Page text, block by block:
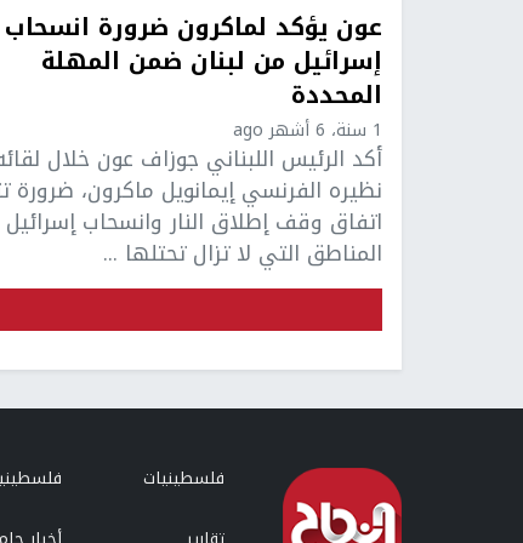
عون يؤكد لماكرون ضرورة انسحاب
إسرائيل من لبنان ضمن المهلة
المحددة
1 سنة، 6 أشهر ago
أكد الرئيس اللبناني جوزاف عون خلال
نظيره الفرنسي إيمانويل ماكرون، ضرورة
اتفاق وقف إطلاق النار وانسحاب
المناطق التي لا تزال تحتلها ...
فلسطينيات فلسطينيو